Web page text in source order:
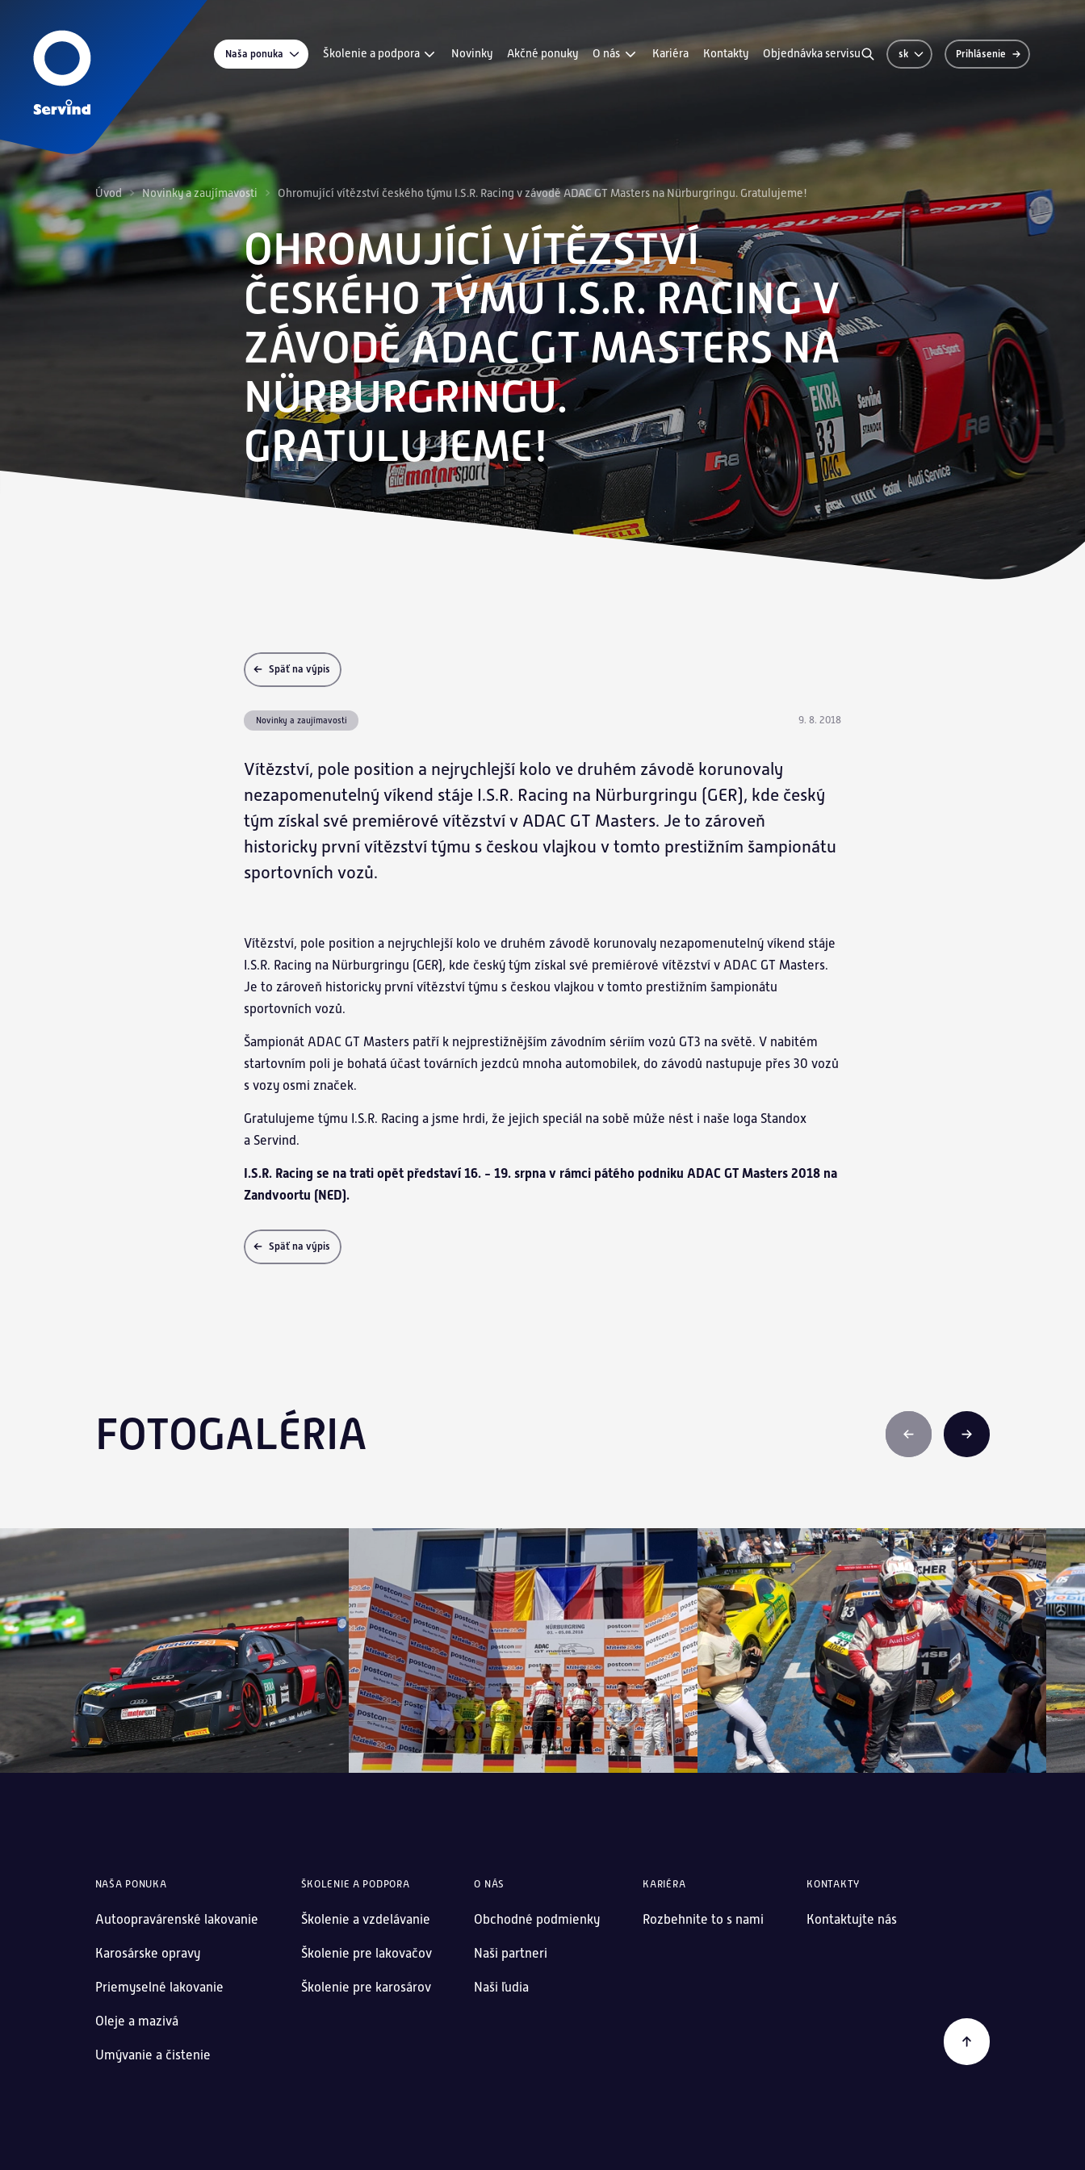
Naša ponuka Školenie a podpora
Školenie a vzdelávanie
Technická podpora
Novinky Akčné ponuky O nás
Miľníky spoločnosti
Obchodné podmienky pre zákazníkov
Zaujímavé projekty našich zákazníkov
Kariéra Kontakty Objednávka servisu sk Prihlásenie
Úvod Novinky a zaujímavosti Ohromující vítězství českého týmu I.S.R. Racing v závodě ADAC GT Masters na Nürburgringu. Gratulujeme!
OHROMUJÍCÍ VÍTĚZSTVÍ
ČESKÉHO TÝMU I.S.R. RACING V
ZÁVODĚ ADAC GT MASTERS NA
NÜRBURGRINGU.
GRATULUJEME!
Späť na výpis
Novinky a zaujímavosti 9. 8. 2018
Vítězství, pole position a nejrychlejší kolo ve druhém závodě korunovaly
nezapomenutelný víkend stáje I.S.R. Racing na Nürburgringu (GER), kde český
tým získal své premiérové vítězství v ADAC GT Masters. Je to zároveň
historicky první vítězství týmu s českou vlajkou v tomto prestižním šampionátu
sportovních vozů.
Vítězství, pole position a nejrychlejší kolo ve druhém závodě korunovaly nezapomenutelný víkend stáje
I.S.R. Racing na Nürburgringu (GER), kde český tým získal své premiérové vítězství v ADAC GT Masters.
Je to zároveň historicky první vítězství týmu s českou vlajkou v tomto prestižním šampionátu
sportovních vozů.
Šampionát ADAC GT Masters patří k nejprestižnějším závodním sériím vozů GT3 na světě. V nabitém
startovním poli je bohatá účast továrních jezdců mnoha automobilek, do závodů nastupuje přes 30 vozů
s vozy osmi značek.
Gratulujeme týmu I.S.R. Racing a jsme hrdi, že jejich speciál na sobě může nést i naše loga Standox
a Servind.
I.S.R. Racing se na trati opět představí 16. - 19. srpna v rámci pátého podniku ADAC GT Masters 2018 na
Zandvoortu (NED).
Späť na výpis
FOTOGALÉRIA
NAŠA PONUKA
Autoopravárenské lakovanie
Karosárske opravy
Priemyselné lakovanie
Oleje a mazivá
Umývanie a čistenie
ŠKOLENIE A PODPORA
Školenie a vzdelávanie
Školenie pre lakovačov
Školenie pre karosárov
O NÁS
Obchodné podmienky
Naši partneri
Naši ľudia
KARIÉRA
Rozbehnite to s nami
KONTAKTY
Kontaktujte nás